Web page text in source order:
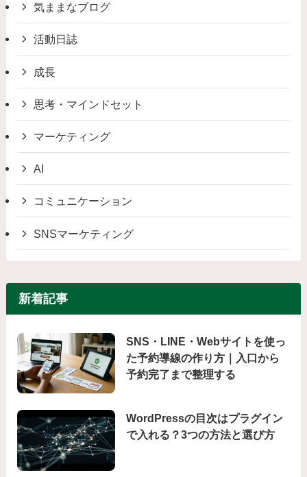
気ままなブログ
活動日誌
成長
思考・マインドセット
マーケティング
AI
コミュニケーション
SNSマーケティング
新着記事
SNS・LINE・Webサイトを使っ
た予約導線の作り方｜入口から
予約完了まで整理する
WordPressの目次はプラグイン
で入れる？3つの方法と選び方